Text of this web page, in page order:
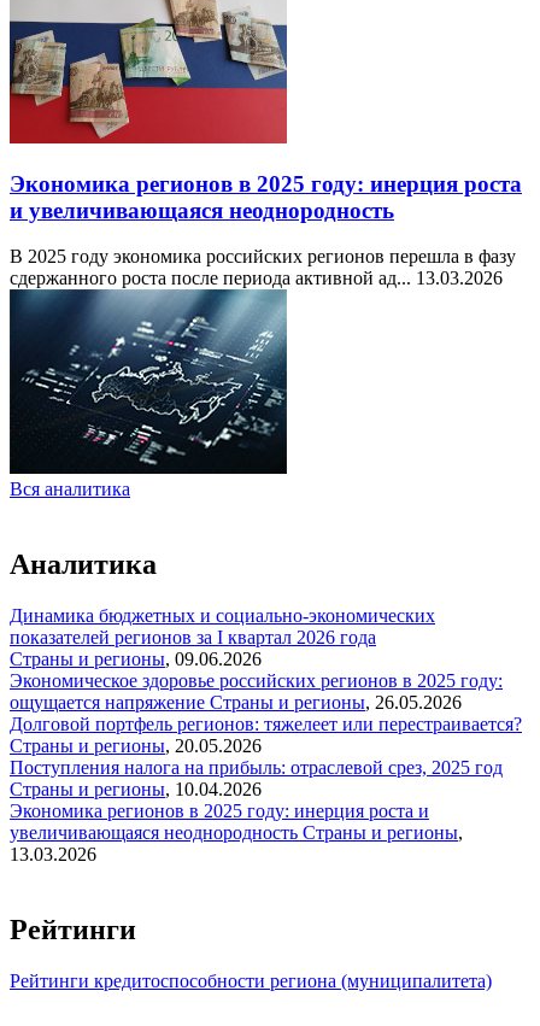
Экономика регионов в 2025 году: инерция роста
и увеличивающаяся неоднородность
В 2025 году экономика российских регионов перешла в фазу
сдержанного роста после периода активной ад... 13.03.2026
Вся аналитика
Аналитика
Динамика бюджетных и социально-экономических
показателей регионов за I квартал 2026 года
Страны и регионы, 09.06.2026
Экономическое здоровье российских регионов в 2025 году:
ощущается напряжение Страны и регионы, 26.05.2026
Долговой портфель регионов: тяжелеет или перестраивается?
Страны и регионы, 20.05.2026
Поступления налога на прибыль: отраслевой срез, 2025 год
Страны и регионы, 10.04.2026
Экономика регионов в 2025 году: инерция роста и
увеличивающаяся неоднородность Страны и регионы,
13.03.2026
Рейтинги
Рейтинги кредитоспособности региона (муниципалитета)